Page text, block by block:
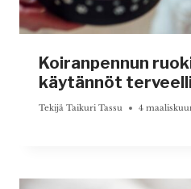
Koiranpennun
käytännöt
Tekijä Taikuri Tassu 4